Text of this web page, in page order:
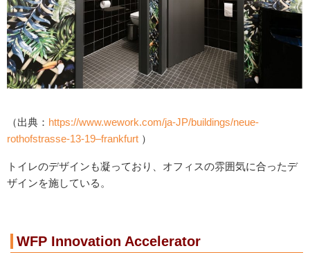
（出典： https://www.wework.com/ja-JP/buildings/neue-
rothofstrasse-13-19–frankfurt ）
トイレのデザインも凝っており、オフィスの雰囲気に合ったデ
ザインを施している。
WFP Innovation Accelerator